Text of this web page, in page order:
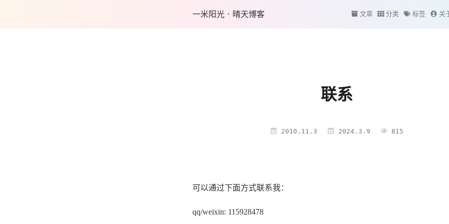
一米阳光·晴天博客 文章 分类 标签 关
联系
2010.11.3 2024.3.9 815
可以通过下面方式联系我：
qq/weixin: 115928478